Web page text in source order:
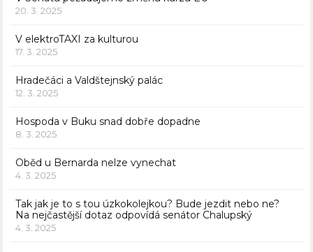
20. 3. 2025
V elektroTAXI za kulturou
17. 3. 2025
Hradečáci a Valdštejnský palác
12. 3. 2025
Hospoda v Buku snad dobře dopadne
8. 3. 2025
Oběd u Bernarda nelze vynechat
4. 3. 2025
Tak jak je to s tou úzkokolejkou? Bude jezdit nebo ne?
Na nejčastější dotaz odpovídá senátor Chalupský
4. 3. 2025